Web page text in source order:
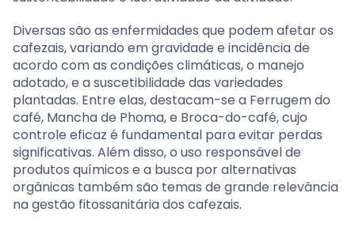
Diversas são as enfermidades que podem afetar os
cafezais, variando em gravidade e incidência de
acordo com as condições climáticas, o manejo
adotado, e a suscetibilidade das variedades
plantadas. Entre elas, destacam-se a Ferrugem do
café, Mancha de Phoma, e Broca-do-café, cujo
controle eficaz é fundamental para evitar perdas
significativas. Além disso, o uso responsável de
produtos químicos e a busca por alternativas
orgânicas também são temas de grande relevância
na gestão fitossanitária dos cafezais.